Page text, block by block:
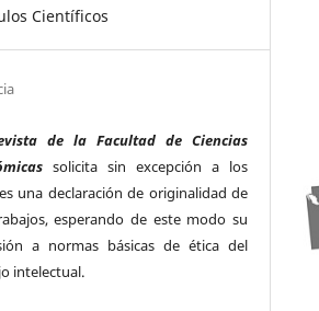
Científicos
de la Facultad de Ciencias
solicita sin excepción a los
una declaración de originalidad de
esperando de este modo su
a normas básicas de ética del
intelectual.